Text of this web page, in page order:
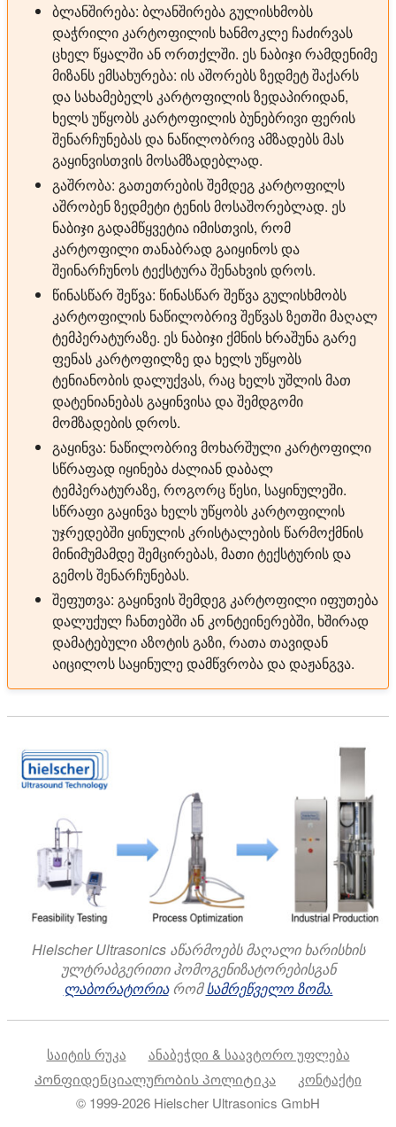
ბლანშირება: ბლანშირება გულისხმობს
დაჭრილი კარტოფილის ხანმოკლე ჩაძირვას
ცხელ წყალში ან ორთქლში. ეს ნაბიჯი რამდენიმე
მიზანს ემსახურება: ის აშორებს ზედმეტ შაქარს
და სახამებელს კარტოფილის ზედაპირიდან,
ხელს უწყობს კარტოფილის ბუნებრივი ფერის
შენარჩუნებას და ნაწილობრივ ამზადებს მას
გაყინვისთვის მოსამზადებლად.
გაშრობა: გათეთრების შემდეგ კარტოფილს
აშრობენ ზედმეტი ტენის მოსაშორებლად. ეს
ნაბიჯი გადამწყვეტია იმისთვის, რომ
კარტოფილი თანაბრად გაიყინოს და
შეინარჩუნოს ტექსტურა შენახვის დროს.
წინასწარ შეწვა: წინასწარ შეწვა გულისხმობს
კარტოფილის ნაწილობრივ შეწვას ზეთში მაღალ
ტემპერატურაზე. ეს ნაბიჯი ქმნის ხრაშუნა გარე
ფენას კარტოფილზე და ხელს უწყობს
ტენიანობის დალუქვას, რაც ხელს უშლის მათ
დატენიანებას გაყინვისა და შემდგომი
მომზადების დროს.
გაყინვა: ნაწილობრივ მოხარშული კარტოფილი
სწრაფად იყინება ძალიან დაბალ
ტემპერატურაზე, როგორც წესი, საყინულეში.
სწრაფი გაყინვა ხელს უწყობს კარტოფილის
უჯრედებში ყინულის კრისტალების წარმოქმნის
მინიმუმამდე შემცირებას, მათი ტექსტურის და
გემოს შენარჩუნებას.
შეფუთვა: გაყინვის შემდეგ კარტოფილი იფუთება
დალუქულ ჩანთებში ან კონტეინერებში, ხშირად
დამატებული აზოტის გაზი, რათა თავიდან
აიცილოს საყინულე დამწვრობა და დაჟანგვა.
Hielscher Ultrasonics აწარმოებს მაღალი ხარისხის
ულტრაბგერითი ჰომოგენიზატორებისგან
ლაბორატორიარომსამრეწველო ზომა.
საიტის რუკა
ანაბეჭდი & საავტორო უფლება
Კონფიდენციალურობის პოლიტიკა
კონტაქტი
© 1999-2026 Hielscher Ultrasonics GmbH